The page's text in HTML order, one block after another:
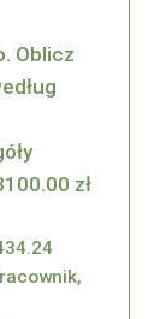
Oblicz
zł